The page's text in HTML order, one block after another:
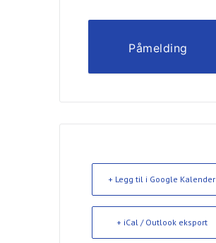
Påmelding
+ Legg til i Google Kalender
+ iCal / Outlook eksport